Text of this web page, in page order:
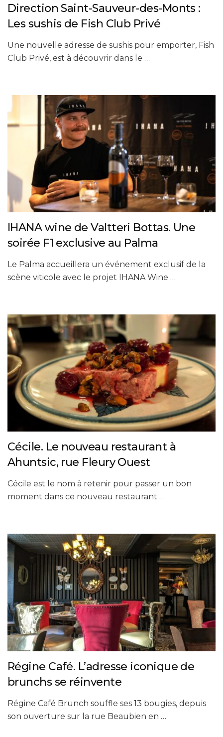
Direction Saint-Sauveur-des-Monts :
Les sushis de Fish Club Privé
Une nouvelle adresse de sushis pour emporter, Fish
Club Privé, est à découvrir dans le …
IHANA wine de Valtteri Bottas. Une
soirée F1 exclusive au Palma
Le Palma accueillera un événement exclusif de la
scène viticole avec le projet IHANA Wine …
Cécile. Le nouveau restaurant à
Ahuntsic, rue Fleury Ouest
Cécile est le nom à retenir pour passer un bon
moment dans ce nouveau restaurant …
Régine Café. L’adresse iconique de
brunchs se réinvente
Régine Café Brunch souffle ses 13 bougies, depuis
son ouverture sur la rue Beaubien en …